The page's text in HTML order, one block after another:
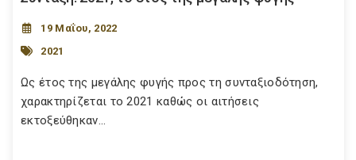
19 Μαΐου, 2022
2021
Ως έτος της μεγάλης φυγής προς τη συνταξιοδότηση,
χαρακτηρίζεται το 2021 καθώς οι αιτήσεις
εκτοξεύθηκαν...